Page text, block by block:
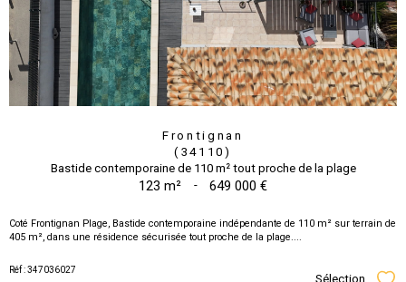
Frontignan
(34110)
Bastide contemporaine de 110 m² tout proche de la plage
123 m² - 649 000 €
Coté Frontignan Plage, Bastide contemporaine indépendante de 110 m² sur terrain de
405 m², dans une résidence sécurisée tout proche de la plage....
Réf : 347036027
Sélection